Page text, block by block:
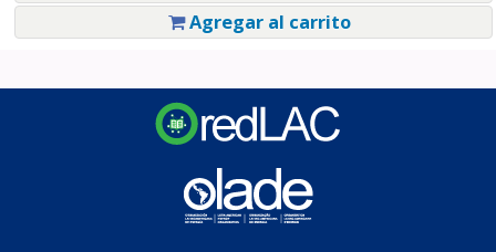
Agregar al carrito